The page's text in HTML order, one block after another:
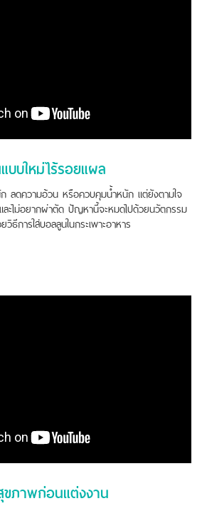
บใหม่ไร้รอยแผล
ลดความอ้วน หรือควบคุมน้ำหนัก แต่ยังตามใจ
ะไม่อยากผ่าตัด ปัญหานี้จะหมดไปด้วยนวัตกรรม
ธีการใส่บอลลูนในกระเพาะอาหาร
ขภาพก่อนแต่งงาน